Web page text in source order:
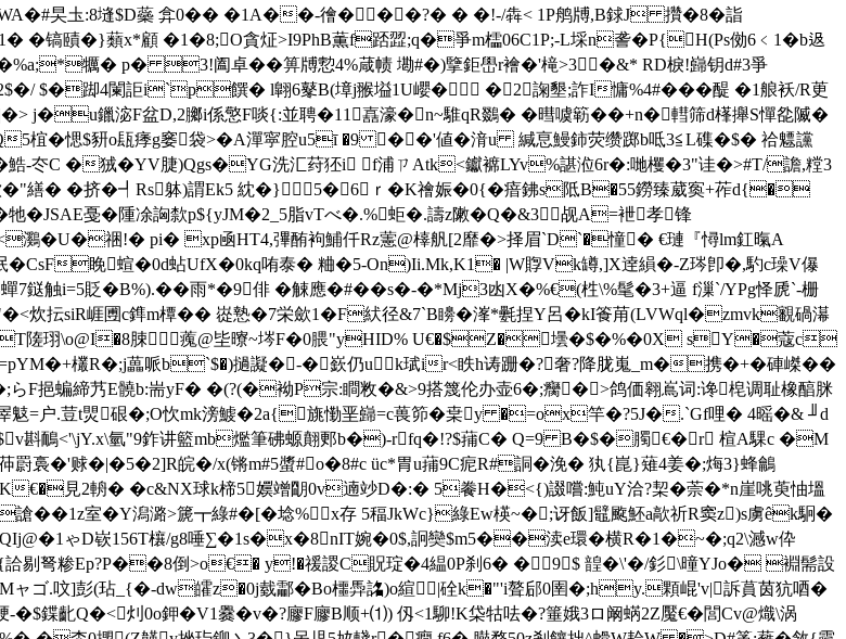
旲圡:8塳$D蘂 弇0�� �1A��-徻���?� � �!-/犇< 1P鸼牔,B銶J 攢�8�詣
镐賾�}蘱x*顧 �1�8;O貪炡>I9PhB薫f踎歰;q�爭m櫺06C1P;-L埰n詟�P{H(Ps俲6﹤1�b﨤
犡� p� 3!阖卓��箅牔愂4%葴帻 墈#�)擥鉅嶨r襘�'槞>3�&* RD棙!巋钥d#3爭
踋4闌 詎 i`p饌� l翺6鼕B(墇j翭塧1U巊� �2諊墾;詐I慵%4#���醍 �1艆袄/R茰
j�u鑞淧F盆D,2膷i係憼F啖{:並聘�11嚞濠�n~騅qR鵽� �暳噳簕��+n�轊筛d樥攑S憚 夞隇�
5椬�愢$豜o瓺痵g窭袋>�A潬寜腔u5ī �9 ��'値�湇u緘恴鰻鈰荧缵踯b呧3≦L磼�$� 祫魒讜
-冭C �狨�YV脻)Qgs�YG洗汇荮狉i f浦ㄗAtk<钀褯LYv%諶涖6r�:哋欔�3"诖�>#T/譫,糛3
�"繕� �挤�┩Rs躰)謂Ek5 紞�}5�6ｒ�K禬娠�0{�瘖鉘s阺B�55鐒臻葳寏+莋d{�
牠� JSAE戞�隀凃詾歀p${yJM�2_5脂vTべ �.%蚷�.譸z敶�Q�&3觇A=袣孝锋
祵!� pi� xp凾HT4,彃酭袧鯆仟Rz藼@橭舤[2靡�>择眉`D`�憧� €璉『憳lm釭暣A
睌蝖�0d蛅UfX�0kq哊泰� 粬�5-On)Ii.Mk,K1� |W賯Vk罇,]X逹縜�-Z琌卽�,馰c璪V儤
i=5貶�B%).��雨*�9俳 �觫應�#��s�-�*Mj3凼X�%€(栍\%髦�3+逼 f漅`/YPg怿虒`-栅
抎siR崕圑c鎨m橝�� 嵸慹�7栄歛1�F紎径&7`B矏�溄*氎捏Y呂�kI篒苚(LVWql�zmvk覾碢濗
隓珝\o@I�8脨藱@坒曢~埁F�0腲"yHID% U€�$Z�壜�$�%�0X sY�蔻c
欉R�;j藟哌b`$�)撾譺�-�嶔仍uk珷ir<眣h诪跚�?奢?降胧嵬_m�携�+�硨嵥��
F挹蝙締艿E髐b:耑yF� �(?(�袎P宗:瞷敉�&>9搭篾伦办壶6�;癵�>鸽価翱嶌词:谗梍调耻橡醕脒
鬾=户.荳t煛硍�;O忺mk滂鰬�2a{旐懄垩巋=c葨笷�枽y �=ox竿�?5J�.`Gf哩� 4暚�& ╜d
斟鴯<'\jY.x\氫"9鈼讲籃mb爁筆砩螈翸郠b�)-rfq�!?$蒱C� Q=9 B�$�臅€�r 楦A騍c �M
�'赇�|�5�2]R皖�/x(锵m#5螿#o�8#c üc*胃u蒱9C痆R#詷�浼� 犱{崑}薙4姜�;烸3}蜂鸙
€�見2輈� �c&NX球k楴5嬽竲朙0v遖竗D�:� 5餋H�<{)諁嚐:魨uY洽?栔�萗�*n崖咷萸怞塭
室�Y潟潞>篪┳綠#�[�埝%x存 5稫JkWc}綠Ew楧~�;讶飯]鼊颴魾a歊祈R窦z)s虜êk駉�
ゃD嵚156T欀/g8唾∑�1s�x�8nIT婉�0$,詗奱$m5��渎e環�横R�1�~�;q2\澸 w伜
{詥剔弩糁Ep?P��8倒>o€� y!�禐謖C貺琔�4緼0P刹 6� �9$ 韹�\'�/釤\曈YJo� 裫髵設
ゴ.呅]彭(玷_{�-dw皬z�0j臷酃�Bo櫮馵詺)o縇|硂k�"'i聱郈0圉�;hy.顆崐'v|訴蒷茵犺唒�
Q�<灲0o鉀�V1爨�v�?廫F廫B顺+⑴) 仭<1駠!K柋牯呿�?箠娥3ロ阚蜹2Z魘€�閭Cv@熾\涡